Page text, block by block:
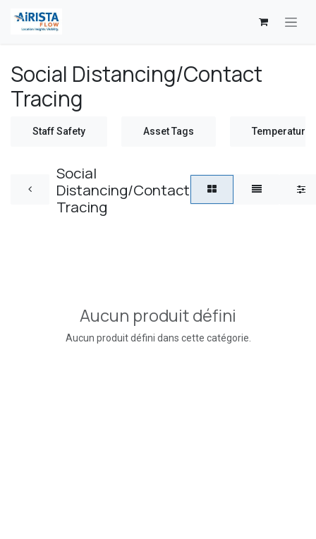
Social Distancing/Contact
Tracing
Staff Safety Asset Tags Temperature
Social
Distancing/Contact
Tracing
Aucun produit défini
Aucun produit défini dans cette catégorie.